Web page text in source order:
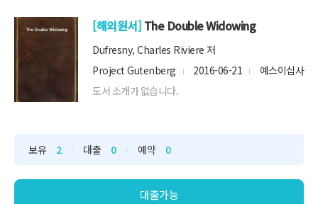
[해외원서] The Double Widowing
Dufresny, Charles Riviere 저
Project Gutenberg
2016-06-21
예스이십사
도서 소개가 없습니다.
보유 2 대출 0 예약 0
대출가능